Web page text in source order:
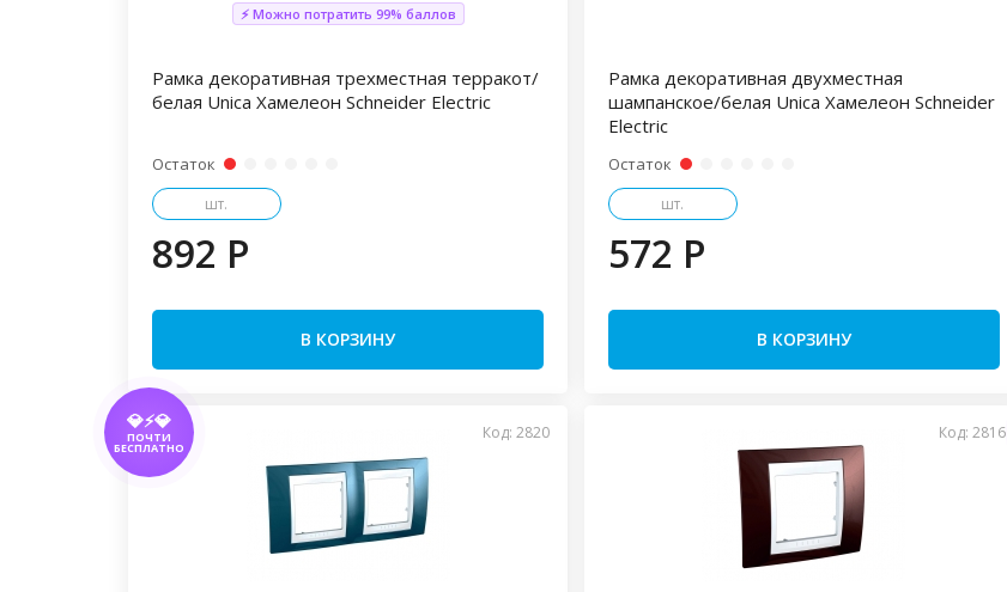
⚡ Можно потратить 99% баллов
Рамка декоративная трехместная терракот/
белая Unica Хамелеон Schneider Electric
Остаток
шт.
892 P
В КОРЗИНУ
Рамка декоративная двухместная
шампанское/белая Unica Хамелеон Schneider
Electric
Остаток
шт.
572 P
В КОРЗИНУ
💎⚡💎
ПОЧТИ
БЕСПЛАТНО
Код: 2820 Код: 2816